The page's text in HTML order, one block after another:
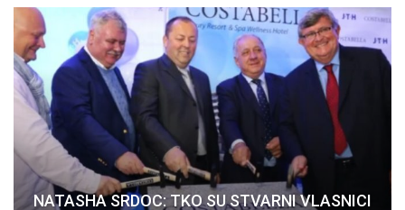
NATASHA SRDOC: TKO SU STVARNI VLASNICI